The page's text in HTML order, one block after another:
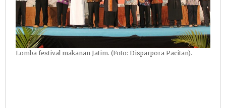
Lomba festival makanan Jatim. (Foto: Disparpora Pacitan).